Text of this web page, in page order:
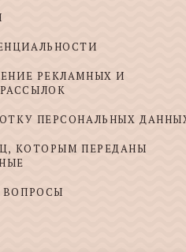
РЕКЛАМНЫХ И
ПЕРСОНАЛЬНЫХ
КОТОРЫМ ПЕРЕДАНЫ
ВОПРОСЫ